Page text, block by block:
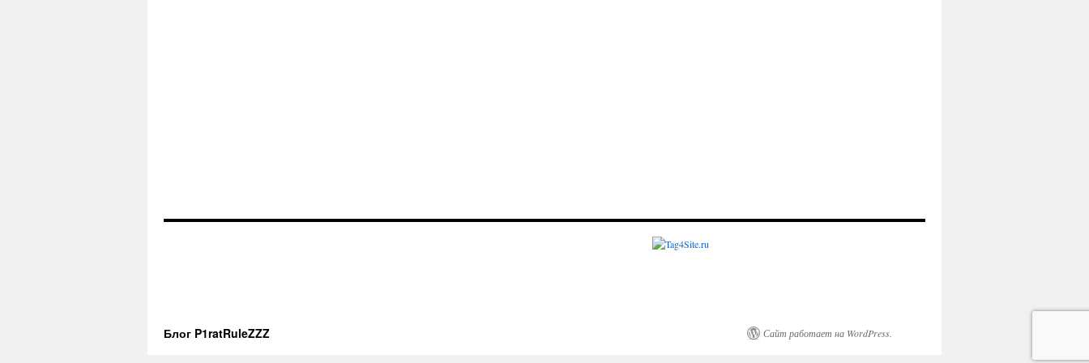
Блог P1ratRuleZZZ Сайт работает на WordPress.